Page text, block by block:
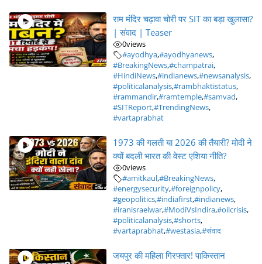
राम मंदिर चढ़ावा चोरी पर SIT का बड़ा खुलासा?
| संवाद | Teaser
0views
#ayodhya,#ayodhyanews,
#BreakingNews,#champatrai,
#HindiNews,#indianews,#newsanalysis,
#politicalanalysis,#rambhaktistatus,
#rammandir,#ramtemple,#samvad,
#SITReport,#TrendingNews,
#vartaprabhat
1973 की गलती या 2026 की तैयारी? मोदी ने
क्यों बदली भारत की वेस्ट एशिया नीति?
0views
#amitkaul,#BreakingNews,
#energysecurity,#foreignpolicy,
#geopolitics,#indiafirst,#indianews,
#iranisraelwar,#ModiVsIndira,#oilcrisis,
#politicalanalysis,#shorts,
#vartaprabhat,#westasia,#संवाद
जयपुर की महिला गिरफ्तार! पाकिस्तान